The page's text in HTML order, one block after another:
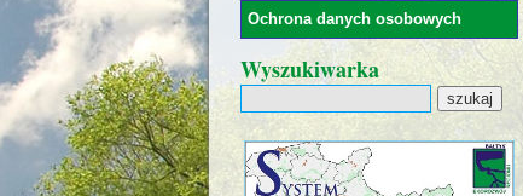
Ochrona danych osobowych
Wyszukiwarka